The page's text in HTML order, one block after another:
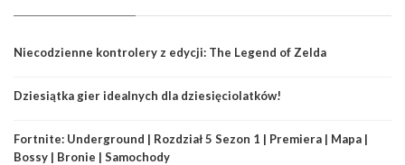
Niecodzienne kontrolery z edycji: The Legend of Zelda
Dziesiątka gier idealnych dla dziesięciolatków!
Fortnite: Underground | Rozdział 5 Sezon 1 | Premiera | Mapa |
Bossy | Bronie | Samochody